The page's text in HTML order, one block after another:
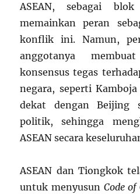
ASEAN, sebagai
memainkan peran
konflik ini. Namun,
anggotanya
konsensus tegas
negara, seperti
dekat dengan Beijing
politik, sehingga
ASEAN secara
ASEAN dan Tiongkok
untuk menyusun Code of